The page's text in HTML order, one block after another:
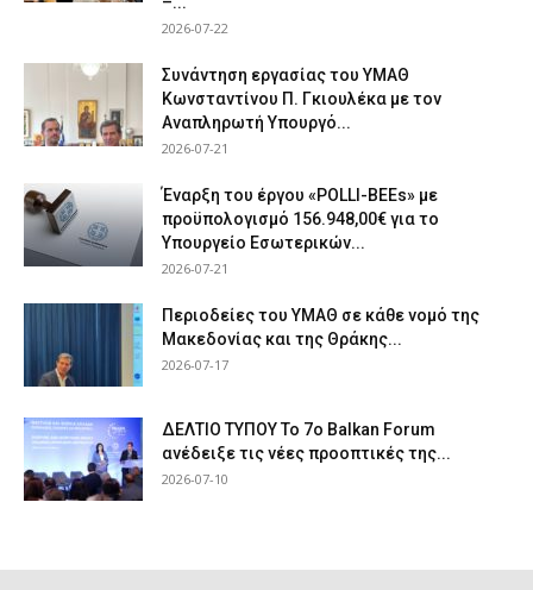
2026-07-22
Συνάντηση εργασίας του ΥΜΑΘ
Κωνσταντίνου Π. Γκιουλέκα με τον
Αναπληρωτή Υπουργό...
2026-07-21
Έναρξη του έργου «POLLI-BEEs» με
προϋπολογισμό 156.948,00€ για το
Υπουργείο Εσωτερικών...
2026-07-21
Περιοδείες του ΥΜΑΘ σε κάθε νομό της
Μακεδονίας και της Θράκης...
2026-07-17
ΔΕΛΤΙΟ ΤΥΠΟΥ Το 7ο Balkan Forum
ανέδειξε τις νέες προοπτικές της...
2026-07-10